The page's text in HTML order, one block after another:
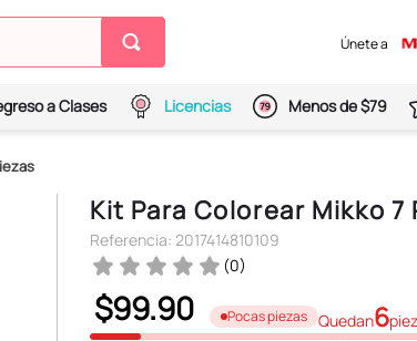
Únete a
a Clases Licencias Menos de $79
Kit Para Colorear Mikko 7
Referencia: 2017414810109
(0)
$99.90 Pocas piezas Quedan6